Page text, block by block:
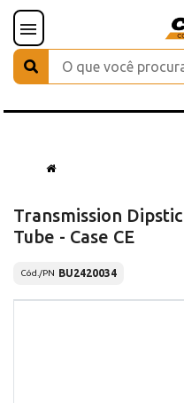
Transmission
Tube - Case CE
Cód./PN BU2420034